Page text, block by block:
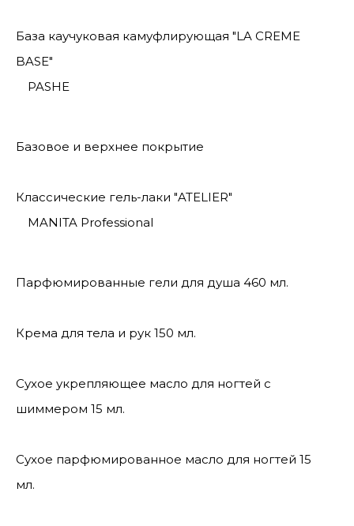
База каучуковая камуфлирующая "LA CREME
BASE"
PASHE
Базовое и верхнее покрытие
Классические гель-лаки "ATELIER"
MANITA Professional
Парфюмированные гели для душа 460 мл.
Крема для тела и рук 150 мл.
Сухое укрепляющее масло для ногтей с
шиммером 15 мл.
Сухое парфюмированное масло для ногтей 15
мл.